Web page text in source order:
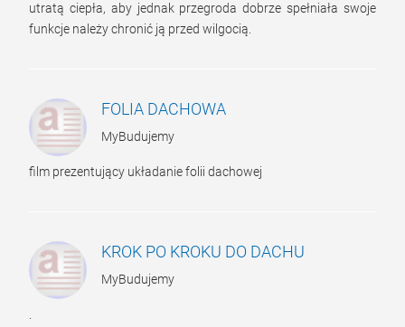
utratą ciepła, aby jednak przegroda dobrze spełniała swoje
funkcje należy chronić ją przed wilgocią.
FOLIA DACHOWA
MyBudujemy
film prezentujący układanie folii dachowej
KROK PO KROKU DO DACHU
MyBudujemy